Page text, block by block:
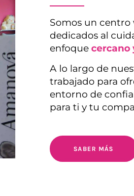
Somos un centro
dedicados al
enfoque cercano
A lo largo de
trabajado para
entorno de
para ti y tu
SABER MÁS